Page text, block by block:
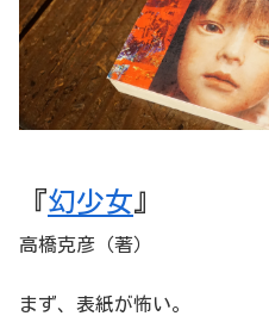
『幻少女』
高橋克彦（著）
まず、表紙が怖い。